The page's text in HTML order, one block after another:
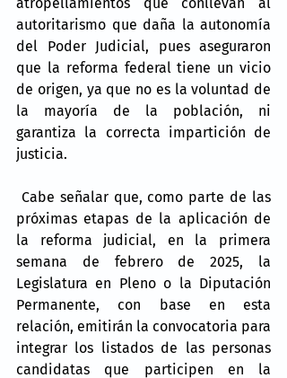
autoritarismo que daña la autonomía
del Poder Judicial, pues aseguraron
que la reforma federal tiene un vicio
de origen, ya que no es la voluntad de
la mayoría de la población, ni
garantiza la correcta impartición de
justicia.
próximas etapas de la aplicación de
la reforma judicial, en la primera
semana de febrero de 2025, la
Legislatura en Pleno o la Diputación
Permanente, con base en esta
relación, emitirán la convocatoria para
integrar los listados de las personas
candidatas que participen en la